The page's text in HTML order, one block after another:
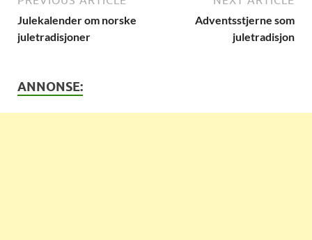
Julekalender om norske
juletradisjoner
Adventsstjerne som
juletradisjon
ANNONSE: